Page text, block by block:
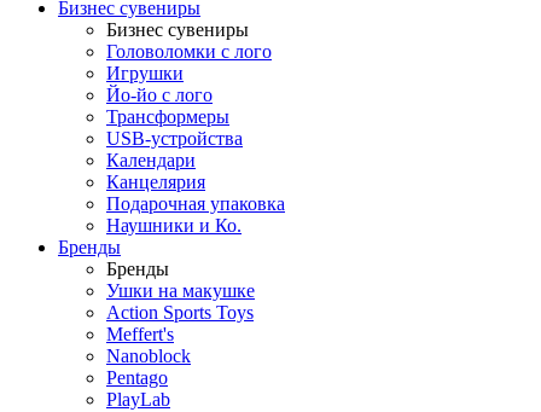
Бизнес сувениры
Бизнес сувениры
Головоломки с лого
Игрушки
Йо-йо с лого
Трансформеры
USB-устройства
Календари
Канцелярия
Подарочная упаковка
Наушники и Ко.
Бренды
Бренды
Ушки на макушке
Action Sports Toys
Meffert's
Nanoblock
Pentago
PlayLab